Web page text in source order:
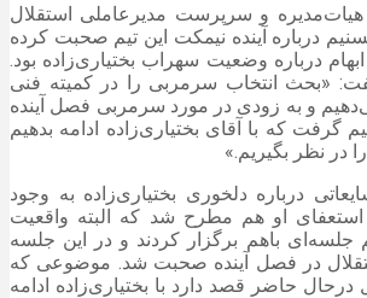
هیات‌مدیره و سرپرست مدیرعاملی استقلال
درباره آینده نیمکت این تیم صحبت کرده
درباره وضعیت سهراب بختیاری‌زاده بود.
«بحث انتخاب سرمربی را در کمیته فنی
و به زودی در مورد سرمربی فصل آینده
گرفت که با آقای بختیاری‌زاده ادامه بدهیم
در نظر بگیریم.»
درباره دلخوری بختیاری‌زاده به وجود
او هم مطرح شد که البته واقعیت
جلسه‌ای باهم برگزار کردند و در این جلسه
در فصل آینده صحبت شد. موضوعی که
حاضر قصد دارد با بختیاری‌زاده ادامه